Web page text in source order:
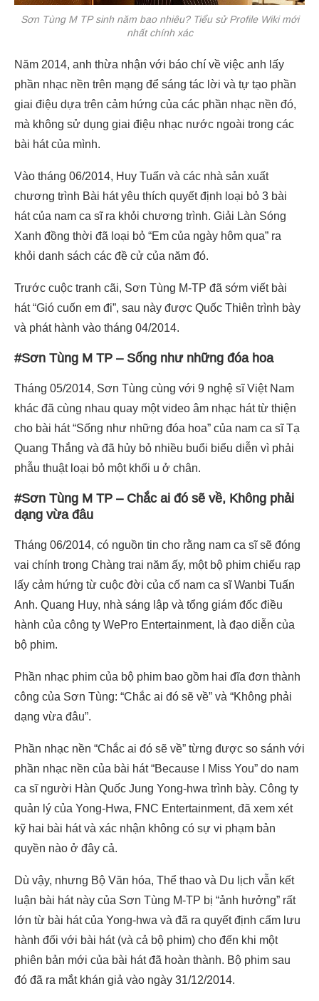
Sơn Tùng M TP sinh năm bao nhiêu? Tiểu sử Profile Wiki mới
nhất chính xác
Năm 2014, anh thừa nhận với báo chí về việc anh lấy
phần nhạc nền trên mạng để sáng tác lời và tự tạo phần
giai điệu dựa trên cảm hứng của các phần nhạc nền đó,
mà không sử dụng giai điệu nhạc nước ngoài trong các
bài hát của mình.
Vào tháng 06/2014, Huy Tuấn và các nhà sản xuất
chương trình Bài hát yêu thích quyết định loại bỏ 3 bài
hát của nam ca sĩ ra khỏi chương trình. Giải Làn Sóng
Xanh đồng thời đã loại bỏ “Em của ngày hôm qua” ra
khỏi danh sách các đề cử của năm đó.
Trước cuộc tranh cãi, Sơn Tùng M-TP đã sớm viết bài
hát “Gió cuốn em đi”, sau này được Quốc Thiên trình bày
và phát hành vào tháng 04/2014.
#Sơn Tùng M TP – Sống như những đóa hoa
Tháng 05/2014, Sơn Tùng cùng với 9 nghệ sĩ Việt Nam
khác đã cùng nhau quay một video âm nhạc hát từ thiện
cho bài hát “Sống như những đóa hoa” của nam ca sĩ Tạ
Quang Thắng và đã hủy bỏ nhiều buổi biểu diễn vì phải
phẫu thuật loại bỏ một khối u ở chân.
#Sơn Tùng M TP – Chắc ai đó sẽ về, Không phải
dạng vừa đâu
Tháng 06/2014, có nguồn tin cho rằng nam ca sĩ sẽ đóng
vai chính trong Chàng trai năm ấy, một bộ phim chiếu rạp
lấy cảm hứng từ cuộc đời của cố nam ca sĩ Wanbi Tuấn
Anh. Quang Huy, nhà sáng lập và tổng giám đốc điều
hành của công ty WePro Entertainment, là đạo diễn của
bộ phim.
Phần nhạc phim của bộ phim bao gồm hai đĩa đơn thành
công của Sơn Tùng: “Chắc ai đó sẽ về” và “Không phải
dạng vừa đâu”.
Phần nhạc nền “Chắc ai đó sẽ về” từng được so sánh với
phần nhạc nền của bài hát “Because I Miss You” do nam
ca sĩ người Hàn Quốc Jung Yong-hwa trình bày. Công ty
quản lý của Yong-Hwa, FNC Entertainment, đã xem xét
kỹ hai bài hát và xác nhận không có sự vi phạm bản
quyền nào ở đây cả.
Dù vậy, nhưng Bộ Văn hóa, Thể thao và Du lịch vẫn kết
luận bài hát này của Sơn Tùng M-TP bị “ảnh hưởng” rất
lớn từ bài hát của Yong-hwa và đã ra quyết định cấm lưu
hành đối với bài hát (và cả bộ phim) cho đến khi một
phiên bản mới của bài hát đã hoàn thành. Bộ phim sau
đó đã ra mắt khán giả vào ngày 31/12/2014.